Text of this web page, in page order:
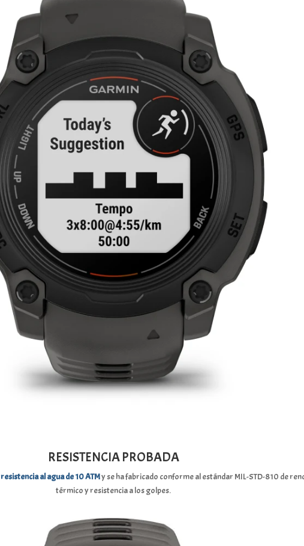
RESISTENCIA PROBADA
resistencia al agua de 10 ATMy se ha fabricado conforme al estándar MIL-STD-810 de
térmico y resistencia a los golpes.